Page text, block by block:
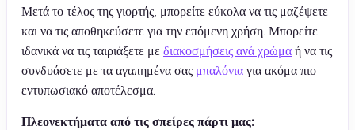
Μετά το τέλος της γιορτής, μπορείτε εύκολα να τις μαζέψετε
και να τις αποθηκεύσετε για την επόμενη χρήση. Μπορείτε
ιδανικά να τις ταιριάξετε με διακοσμήσεις ανά χρώμα ή να τις
συνδυάσετε με τα αγαπημένα σας μπαλόνια για ακόμα πιο
εντυπωσιακό αποτέλεσμα.
Πλεονεκτήματα από τις σπείρες πάρτι μας: